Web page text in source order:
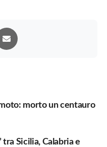
morto un centauro
Sicilia, Calabria e